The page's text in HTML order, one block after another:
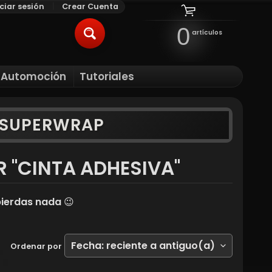
sesión Crear Cuenta
0 artículos
MENU Tutoriales
"CINTA ADHESIVA"
nada 😉
Ordenar por